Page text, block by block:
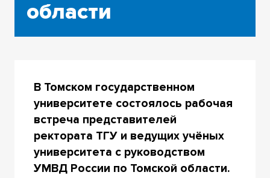
области
В Томском государственном
университете состоялось рабочая
встреча представителей
ректората ТГУ и ведущих учёных
университета с руководством
УМВД России по Томской области.